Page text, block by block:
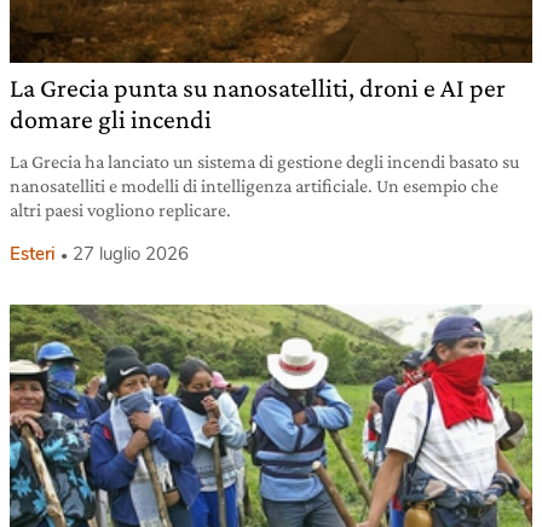
La Grecia punta su nanosatelliti, droni e AI per
domare gli incendi
La Grecia ha lanciato un sistema di gestione degli incendi basato su
nanosatelliti e modelli di intelligenza artificiale. Un esempio che
altri paesi vogliono replicare.
Esteri 27 luglio 2026